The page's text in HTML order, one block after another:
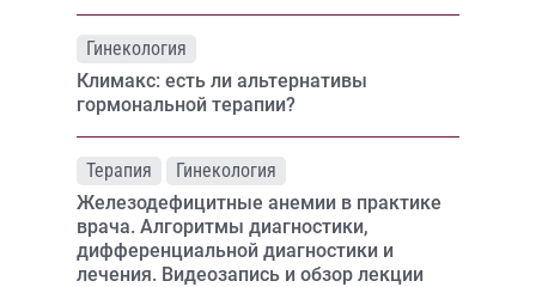
Гинекология
Климакс: есть ли альтернативы
гормональной терапии?
Терапия
Гинекология
Железодефицитные анемии в практике
врача. Алгоритмы диагностики,
дифференциальной диагностики и
лечения. Видеозапись и обзор лекции